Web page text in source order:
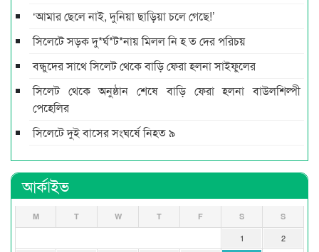
‘আমার ছেলে নাই, দুনিয়া ছাড়িয়া চলে গেছে!’
সিলেটে সড়ক দু*র্ঘ*ট*নায় মিলল নি হ ত দের পরিচয়
বন্ধুদের সাথে সিলেট থেকে বাড়ি ফেরা হলনা সাইফুলের
সিলেট থেকে অনুষ্ঠান শেষে বাড়ি ফেরা হলনা বাউলশিল্পী
পেহেলির
সিলেটে দুই বাসের সংঘর্ষে নিহত ৯
আর্কাইভ
M T W T F S S
1
2